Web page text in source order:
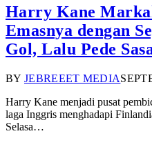
Harry Kane
Emasnya dengan
Gol, Lalu Pede
BY JEBREEET MEDIA
Harry Kane menjadi pusat
laga Inggris menghadapi
Selasa…